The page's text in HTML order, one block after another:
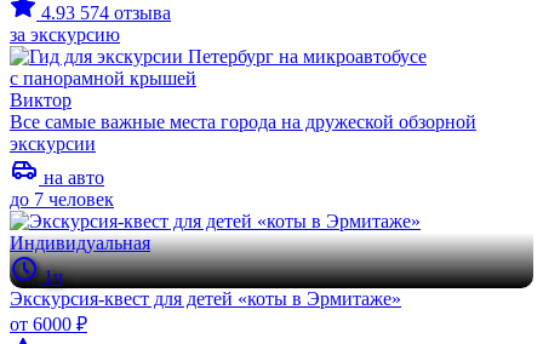
4.93 574 отзыва
за экскурсию
Виктор
Все самые важные места города на дружеской обзорной
экскурсии
на авто
до 7 человек
Индивидуальная
1ч
Экскурсия-квест для детей «коты в Эрмитаже»
от 6000 ₽